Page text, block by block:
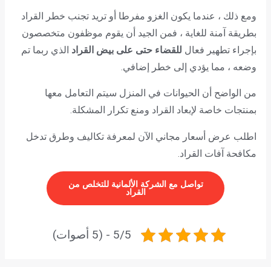
ومع ذلك ، عندما يكون الغزو مفرطا أو تريد تجنب خطر القراد
بطريقة آمنة للغاية ، فمن الجيد أن يقوم موظفون متخصصون
بإجراء تطهير فعال للقضاء حتى على بيض القراد الذي ربما تم
وضعه ، مما يؤدي إلى خطر إضافي.
من الواضح أن الحيوانات في المنزل سيتم التعامل معها
بمنتجات خاصة لإبعاد القراد ومنع تكرار المشكلة.
اطلب عرض أسعار مجاني الآن لمعرفة تكاليف وطرق تدخل
مكافحة آفات القراد.
تواصل مع الشركة الألمانية للتخلص من
القراد
5/5 - (5 أصوات)